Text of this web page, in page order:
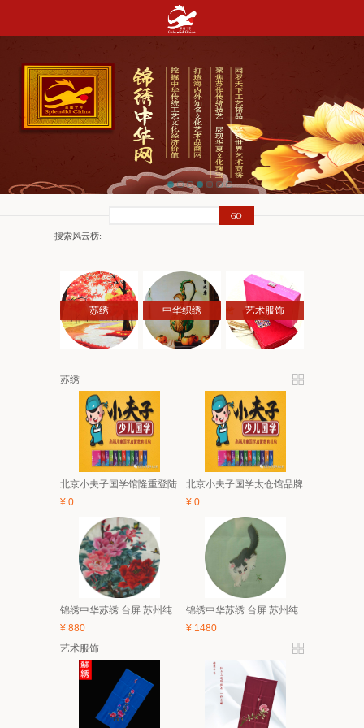
搜索风云榜:
苏绣 中华织绣 艺术服饰
苏绣
北京小夫子国学馆隆重登陆
活动开始啦！
¥ 0
北京小夫子国学太仓馆品牌
营简介
¥ 0
锦绣中华苏绣 台屏 苏州纯
装饰画 礼品
¥ 880
锦绣中华苏绣 台屏 苏州纯
装饰画 礼品
¥ 1480
艺术服饰